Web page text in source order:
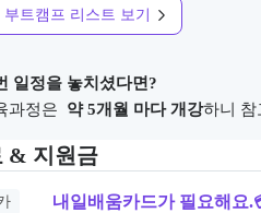
부트캠프 리스트 보기
일정을 놓치셨다면?
과정은
약 5개월 마다 개강하니 참
& 지원금
의 비용 및 결제 관련 정보를 안
내일배움카드가 필요해요